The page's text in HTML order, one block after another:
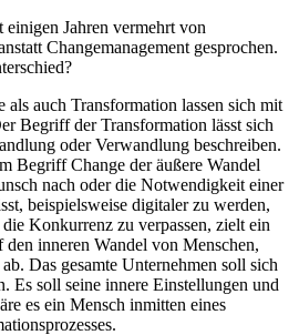
einigen Jahren vermehrt von
Changemanagement gesprochen.
auch Transformation lassen sich mit
Begriff der Transformation lässt sich
oder Verwandlung beschreiben.
Begriff Change der äußere Wandel
nach oder die Notwendigkeit einer
beispielsweise digitaler zu werden,
Konkurrenz zu verpassen, zielt ein
den inneren Wandel von Menschen,
Das gesamte Unternehmen soll sich
Es soll seine innere Einstellungen und
es ein Mensch inmitten eines